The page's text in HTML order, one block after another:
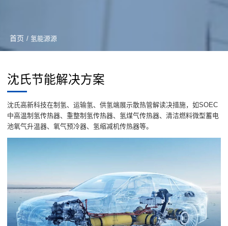
首页 / 氢能源源
沈氏节能解决方案
沈氏高新科技在制氢、运输氢、供氢端展示散热管解读决措施，如SOEC
中高温制氢传热器、重整制氢传热器、氢煤气传热器、清洁燃料微型蓄电
池氧气升温器、氧气预冷器、氢缩减机传热器等。